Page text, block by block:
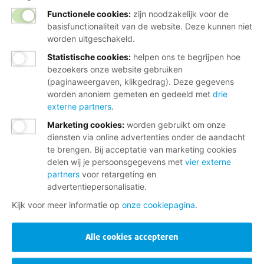
Functionele cookies: zijn noodzakelijk voor de
basisfunctionaliteit van de website. Deze kunnen niet
worden uitgeschakeld.
Statistische cookies: helpen ons te begrijpen hoe
bezoekers onze website gebruiken
(paginaweergaven, klikgedrag). Deze gegevens
worden anoniem gemeten en gedeeld met drie
externe partners.
Marketing cookies: worden gebruikt om onze
diensten via online advertenties onder de aandacht
te brengen. Bij acceptatie van marketing cookies
delen wij je persoonsgegevens met vier externe
partners voor retargeting en
advertentiepersonalisatie.
Kijk voor meer informatie op onze cookiepagina.
Alle cookies accepteren